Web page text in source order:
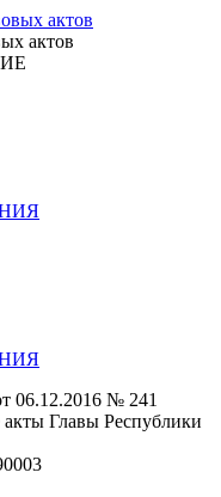
актов
06.12.2016 № 241
Главы Республики